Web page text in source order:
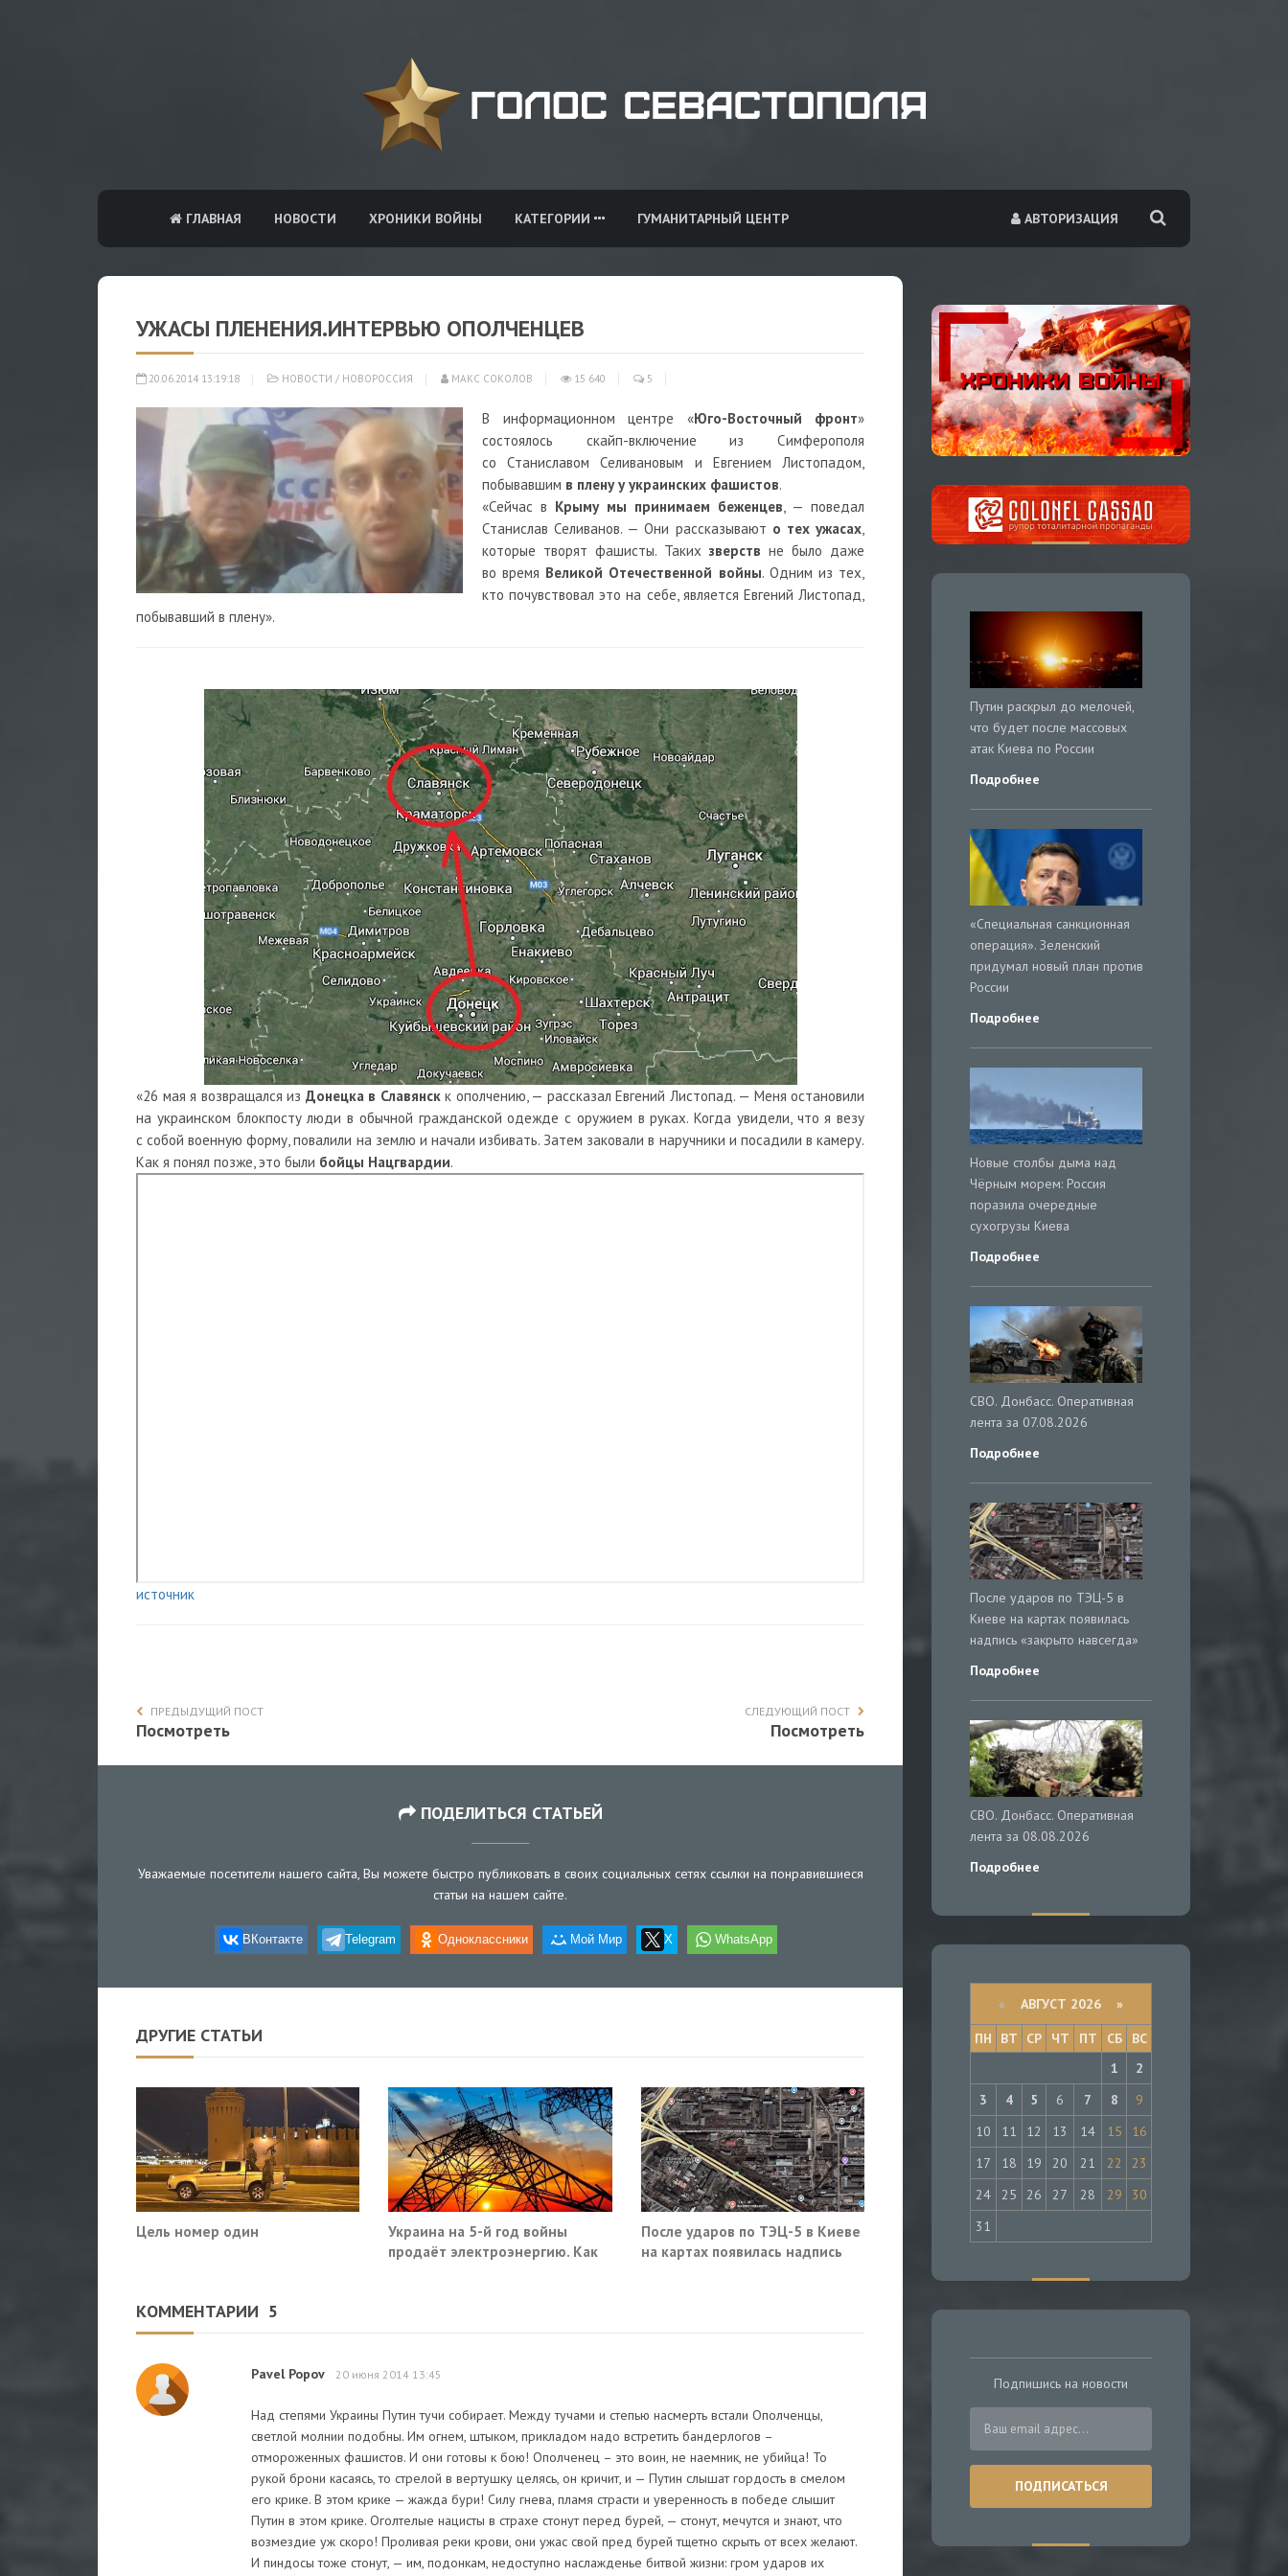
АВТОРИЗАЦИЯ
ГЛАВНАЯ НОВОСТИ ХРОНИКИ ВОЙНЫ КАТЕГОРИИ ГУМАНИТАРНЫЙ ЦЕНТР
УЖАСЫ ПЛЕНЕНИЯ.ИНТЕРВЬЮ ОПОЛЧЕНЦЕВ
20.06.2014 13:19:18 НОВОСТИ / НОВОРОССИЯ МАКС СОКОЛОВ 15 640 5
В информационном центре «Юго-Восточный фронт»
состоялось скайп-включение из Симферополя
со Станиславом Селивановым и Евгением Листопадом,
побывавшим в плену у украинских фашистов.
«Сейчас в Крыму мы принимаем беженцев, — поведал
Станислав Селиванов. — Они рассказывают о тех ужасах,
которые творят фашисты. Такихзверств не было даже
во время Великой Отечественной войны. Одним из тех,
кто почувствовал это на себе, является Евгений Листопад,
побывавший в плену».
«26 мая я возвращался из Донецка в Славянскк ополчению, — рассказал Евгений Листопад. — Меня остановили
на украинском блокпосту люди в обычной гражданской одежде с оружием в руках. Когда увидели, что я везу
с собой военную форму, повалили на землю и начали избивать. Затем заковали в наручники и посадили в камеру.
Как я понял позже, это были бойцы Нацгвардии.
источник
ПРЕДЫДУЩИЙ ПОСТ
Посмотреть
СЛЕДУЮЩИЙ ПОСТ
Посмотреть
ПОДЕЛИТЬСЯ СТАТЬЕЙ
Уважаемые посетители нашего сайта, Вы можете быстро публиковать в своих социальных сетях ссылки на понравившиеся
статьи на нашем сайте.
ВКонтакте Telegram Одноклассники Мой Мир X WhatsApp
ДРУГИЕ СТАТЬИ
Цель номер один
Украина на 5-й год войны
продаёт электроэнергию. Как
После ударов по ТЭЦ-5 в Киеве
на картах появилась надпись
КОММЕНТАРИИ 5
Pavel Popov 20 июня 2014 13:45
Над степями Украины Путин тучи собирает. Между тучами и степью насмерть встали Ополченцы,
светлой молнии подобны. Им огнем, штыком, прикладом надо встретить бандерлогов –
отмороженных фашистов. И они готовы к бою! Ополченец – это воин, не наемник, не убийца! То
рукой брони касаясь, то стрелой в вертушку целясь, он кричит, и — Путин слышат гордость в смелом
его крике. В этом крике — жажда бури! Силу гнева, пламя страсти и уверенность в победе слышит
Путин в этом крике. Оголтелые нацисты в страхе стонут перед бурей, — стонут, мечутся и знают, что
возмездие уж скоро! Проливая реки крови, они ужас свой пред бурей тщетно скрыть от всех желают.
И пиндосы тоже стонут, — им, подонкам, недоступно наслажденье битвой жизни: гром ударов их
Путин раскрыл до мелочей,
что будет после массовых
атак Киева по России
Подробнее
«Специальная санкционная
операция». Зеленский
придумал новый план против
России
Подробнее
Новые столбы дыма над
Чёрным морем: Россия
поразила очередные
сухогрузы Киева
Подробнее
СВО. Донбасс. Оперативная
лента за 07.08.2026
Подробнее
После ударов по ТЭЦ-5 в
Киеве на картах появилась
надпись «закрыто навсегда»
Подробнее
СВО. Донбасс. Оперативная
лента за 08.08.2026
Подробнее
« АВГУСТ 2026 »
ПН
ВТ СР ЧТ ПТ СБ
ВС
1
2
3
4 5 6 7 8
9
10
11 12 13 14 15
16
17
18 19 20 21 22
23
24
25 26 27 28 29
30
31
Подпишись на новости